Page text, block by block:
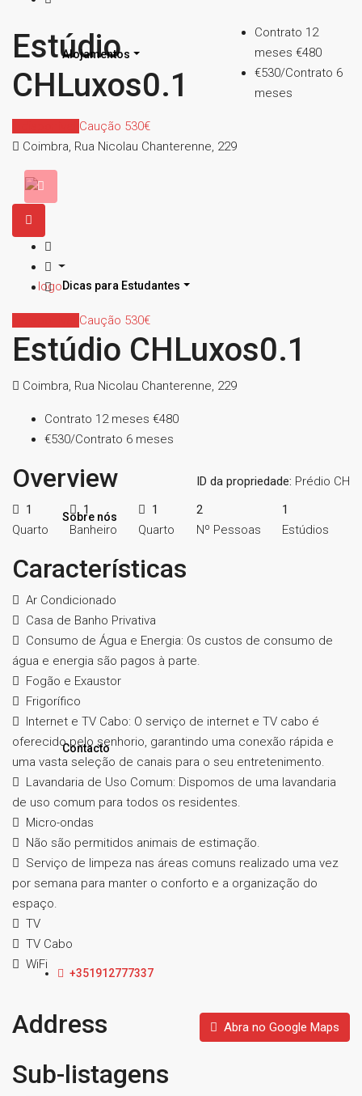
Alojamentos
Dicas para Estudantes
Sobre nós
Contacto
+351912777337
Estúdio
CHLuxos0.1
Contrato 12
meses €480
€530/Contrato 6
meses
Caução 530€
Coimbra, Rua Nicolau Chanterenne, 229
Caução 530€
Estúdio CHLuxos0.1
Coimbra, Rua Nicolau Chanterenne, 229
Contrato 12 meses €480
€530/Contrato 6 meses
Overview ID da propriedade: Prédio CH
1
Quarto
1
Banheiro
1
Quarto
2
Nº Pessoas
1
Estúdios
Características
Ar Condicionado
Casa de Banho Privativa
Consumo de Água e Energia: Os custos de consumo de
água e energia são pagos à parte.
Fogão e Exaustor
Frigorífico
Internet e TV Cabo: O serviço de internet e TV cabo é
oferecido pelo senhorio, garantindo uma conexão rápida e
uma vasta seleção de canais para o seu entretenimento.
Lavandaria de Uso Comum: Dispomos de uma lavandaria
de uso comum para todos os residentes.
Micro-ondas
Não são permitidos animais de estimação.
Serviço de limpeza nas áreas comuns realizado uma vez
por semana para manter o conforto e a organização do
espaço.
TV
TV Cabo
WiFi
Address Abra no Google Maps
Sub-listagens